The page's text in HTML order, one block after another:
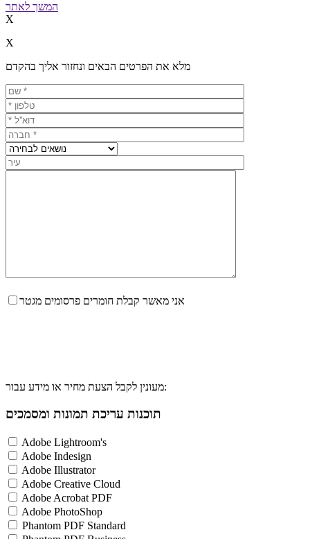
המשך לאתר
X
X
מלא את הפרטים הבאים ונחזור אליך בהקדם
אני מאשר קבלת חומרים פרסומים מגטר
מעונין לקבל הצעת מחיר או מידע עבור:
תוכנות עריכת תמונות ומסמכים
Adobe Lightroom's
Adobe Indesign
Adobe Illustrator
Adobe Creative Cloud
Adobe Acrobat PDF
Adobe PhotoShop
Phantom PDF Standard